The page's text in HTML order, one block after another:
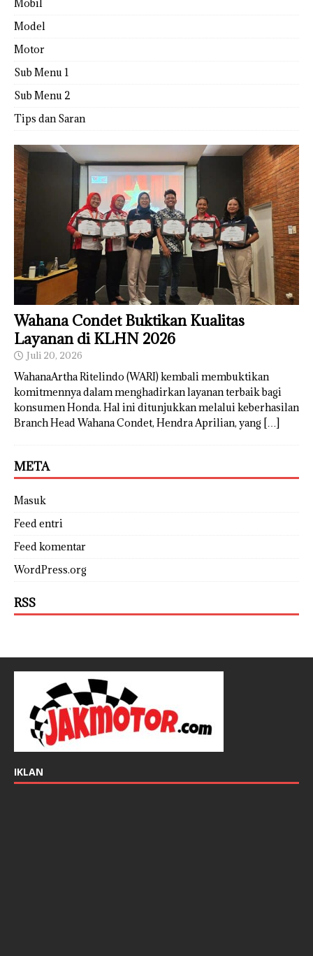
Mobil
Model
Motor
Sub Menu 1
Sub Menu 2
Tips dan Saran
Wahana Condet Buktikan Kualitas
Layanan di KLHN 2026
Juli 20, 2026
WahanaArtha Ritelindo (WARI) kembali membuktikan
komitmennya dalam menghadirkan layanan terbaik bagi
konsumen Honda. Hal ini ditunjukkan melalui keberhasilan
Branch Head Wahana Condet, Hendra Aprilian, yang […]
META
Masuk
Feed entri
Feed komentar
WordPress.org
RSS
IKLAN